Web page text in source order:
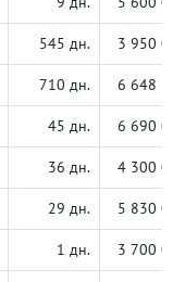
545 дн. 3 950
710 дн. 6 648
45 дн. 6 690
36 дн. 4 300
29 дн. 5 830
1 дн. 3 700